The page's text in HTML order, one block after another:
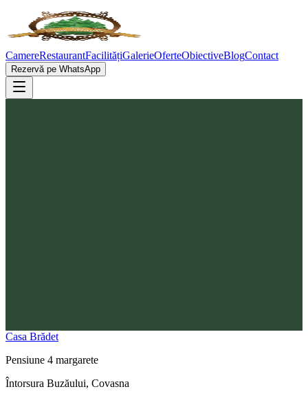
CamereRestaurantFacilitățiGalerieOferteObiectiveBlogContact
Rezervă pe WhatsApp
Casa Brădet
Pensiune 4 margarete
Întorsura Buzăului, Covasna